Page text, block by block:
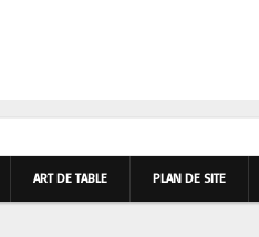
ART DE TABLE PLAN DE SITE